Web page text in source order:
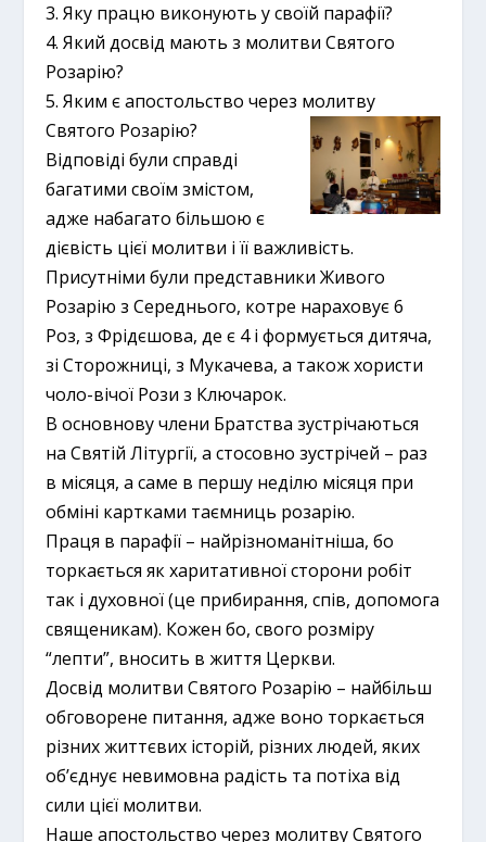
3. Яку працю виконують у своїй парафії?
4. Який досвід мають з молитви Святого
Розарію?
5. Яким є апостольство через молитву
Святого Розарію?
Відповіді були справді
багатими своїм змістом,
адже набагато більшою є
дієвість цієї молитви і її важливість.
Присутніми були представники Живого
Розарію з Середнього, котре нараховує 6
Роз, з Фрідєшова, де є 4 і формується дитяча,
зі Сторожниці, з Мукачева, а також хористи
чоло-вічої Рози з Ключарок.
В основнову члени Братства зустрічаються
на Святій Літургії, а стосовно зустрічей – раз
в місяця, а саме в першу неділю місяця при
обміні картками таємниць розарію.
Праця в парафії – найрізноманітніша, бо
торкається як харитативної сторони робіт
так і духовної (це прибирання, спів, допомога
священикам). Кожен бо, свого розміру
“лепти”, вносить в життя Церкви.
Досвід молитви Святого Розарію – найбільш
обговорене питання, адже воно торкається
різних життєвих історій, різних людей, яких
об’єднує невимовна радість та потіха від
сили цієї молитви.
Наше апостольство через молитву Святого